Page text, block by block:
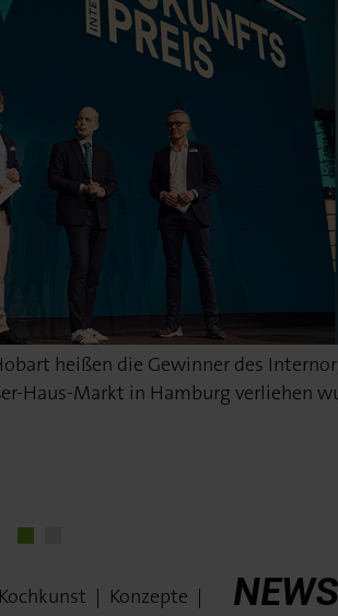
heißen die Gewinner des
Haus-Markt in Hamburg verliehen
– Aspekte, die auch die diesjährige
Kochkunst | Konzepte |